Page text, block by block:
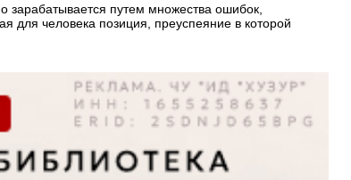
зарабатывается путем множества ошибок,
для человека позиция, преуспеяние в которой